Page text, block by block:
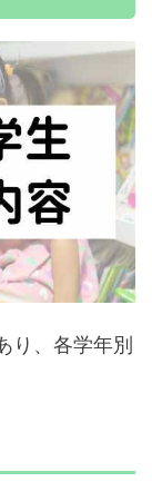
り、各学年別